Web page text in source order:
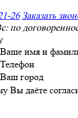
26 Заказать
по
Ваше имя и
Телефон
Ваш город
Вы даёте